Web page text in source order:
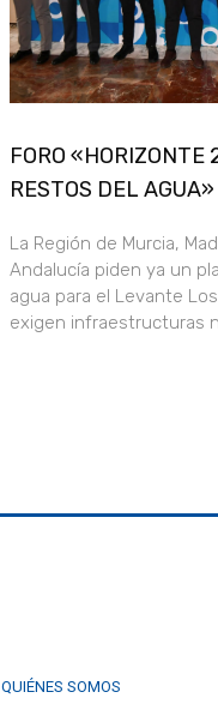
FORO «HORIZONTE
RESTOS DEL AGUA»
La Región de Murcia,
Andalucía piden ya un
agua para el Levante
exigen infraestructuras
QUIÉNES SOMOS